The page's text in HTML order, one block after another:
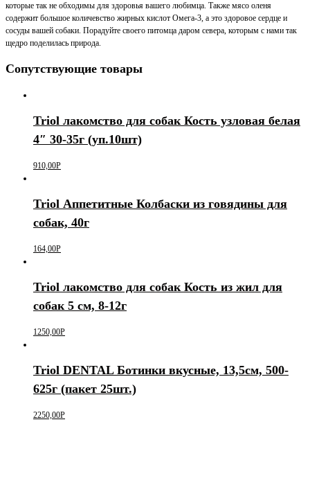
которые так не обходимы для здоровья вашего любимца. Также мясо оленя
содержит большое количевство жирных кислот Омега-3, а это здоровое сердце и
сосуды вашей собаки. Порадуйте своего питомца даром севера, которым с нами так
щедро поделилась природа.
Сопутствующие товары
Triol лакомство для собак Кость узловая белая
4″ 30-35г (уп.10шт)
910,00Р
Triol Аппетитные Колбаски из говядины для
собак, 40г
164,00Р
Triol лакомство для собак Кость из жил для
собак 5 см, 8-12г
1250,00Р
Triol DENTAL Ботинки вкусные, 13,5см, 500-
625г (пакет 25шт.)
2250,00Р